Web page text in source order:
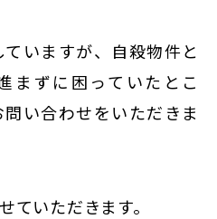
いますが、自殺物件と
まずに困っていたとこ
い合わせをいただきま
ていただきます。